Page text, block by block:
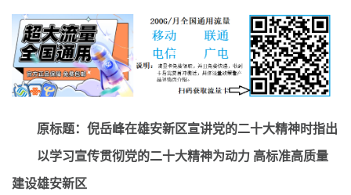
原标题：倪岳峰在雄安新区宣讲党的二十大精神时指出
以学习宣传贯彻党的二十大精神为动力 高标准高质量
建设雄安新区